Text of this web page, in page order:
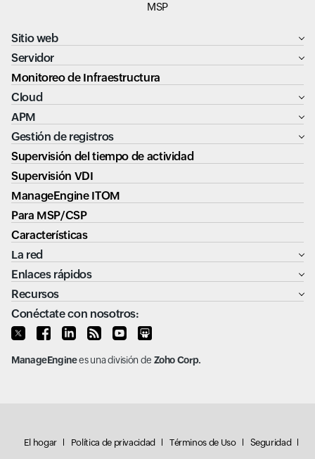
MSP
Sitio web
Servidor
Monitoreo de Infraestructura
Cloud
APM
Gestión de registros
Supervisión del tiempo de actividad
Supervisión VDI
ManageEngine ITOM
Para MSP/CSP
Características
La red
Enlaces rápidos
Recursos
Conéctate con nosotros:
ManageEnginees una división de Zoho Corp.
El hogar Política de privacidad Términos de Uso Seguridad